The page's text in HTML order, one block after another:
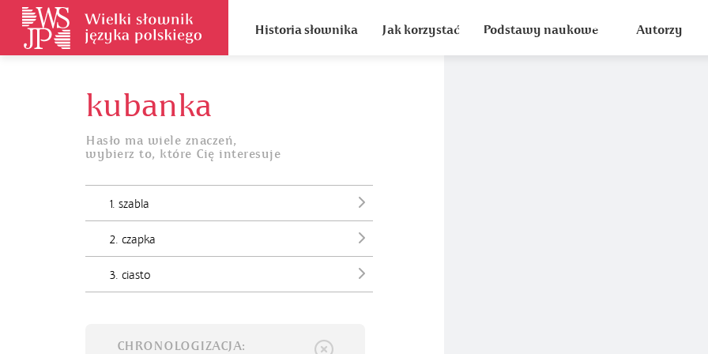
Historia słownika Jak korzystać Podstawy naukowe Autorzy
kubanka
Hasło ma wiele znaczeń,
wybierz to, które Cię interesuje
1. szabla
2. czapka
3. ciasto
CHRONOLOGIZACJA: